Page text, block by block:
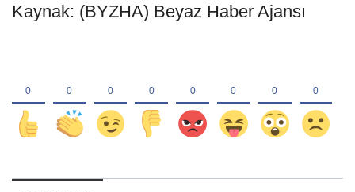
Kaynak: (BYZHA) Beyaz Haber Ajansı